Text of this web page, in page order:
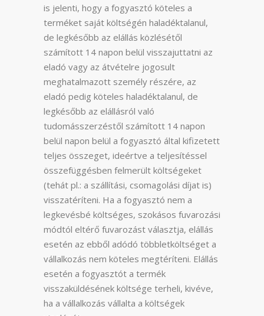
is jelenti, hogy a fogyasztó köteles a
terméket saját költségén haladéktalanul,
de legkésőbb az elállás közlésétől
számított 14 napon belül visszajuttatni az
eladó vagy az átvételre jogosult
meghatalmazott személy részére, az
eladó pedig köteles haladéktalanul, de
legkésőbb az elállásról való
tudomásszerzéstől számított 14 napon
belül napon belül a fogyasztó által kifizetett
teljes összeget, ideértve a teljesítéssel
összefüggésben felmerült költségeket
(tehát pl.: a szállítási, csomagolási díjat is)
visszatéríteni. Ha a fogyasztó nem a
legkevésbé költséges, szokásos fuvarozási
módtól eltérő fuvarozást választja, elállás
esetén az ebből adódó többletköltséget a
vállalkozás nem köteles megtéríteni. Elállás
esetén a fogyasztót a termék
visszaküldésének költsége terheli, kivéve,
ha a vállalkozás vállalta a költségek